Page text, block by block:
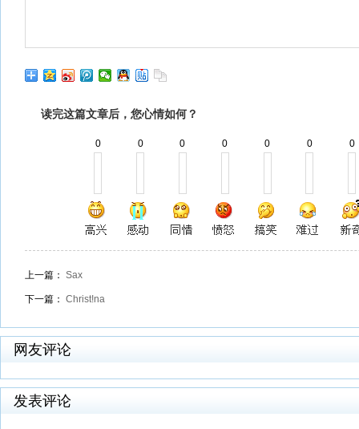
读完这篇文章后，您心情如何？
0 0 0 0 0 0 0
上一篇： Sax
下一篇： Christ!na
网友评论
发表评论